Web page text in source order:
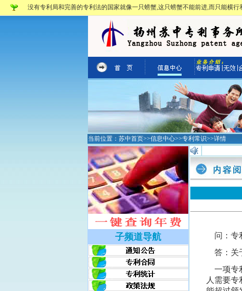
没有专利局和完善的专利法的国家就像一只螃蟹,这只螃蟹不能前进,而只能横行
当前位置： 苏中首页>>信息中心>>专利常识>>详情
子频道导航
问：专
答：关
一项专
人需要